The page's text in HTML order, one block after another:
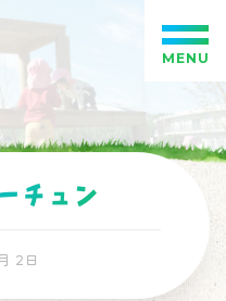
チュン
2日
MENU